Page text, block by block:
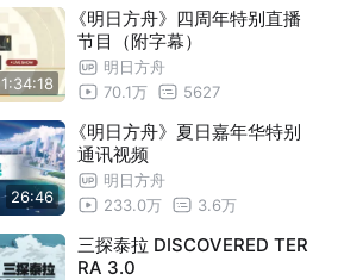
1:34:18
《明日方舟》四周年特别直播
节目（附字幕）
明日方舟
70.1万
5627
26:46
《明日方舟》夏日嘉年华特别
通讯视频
明日方舟
233.0万
3.6万
三探泰拉 DISCOVERED TER
RA 3.0